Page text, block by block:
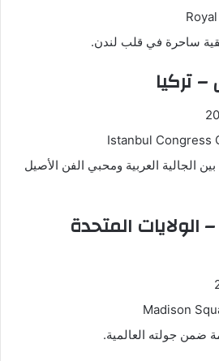
ساحرة في قلب لندن.
الجالية العربية ومحبي الفن الأصيل
الولايات المتحدة
ضمن جولته العالمية.